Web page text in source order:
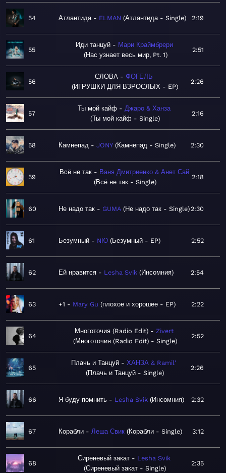
54 Атлантида ELMAN Атлантида - Single 2:19
55
Иди танцуй
Мари Краймбрери
Нас узнает весь мир, Pt. 1
2:51
56
СЛОВА
ФОГЕЛЬ
ИГРУШКИ ДЛЯ ВЗРОСЛЫХ - EP
2:26
57
Ты мой кайф
Джаро & Ханза
Ты мой кайф - Single
2:16
58 Камнепад JONY Камнепад - Single 2:30
59
Всё не так
Ваня Дмитриенко & Анет Сай
Всё не так - Single
2:18
60 Не надо так GUMA Не надо так - Single 2:30
61 Безумный NЮ Безумный - EP 2:52
62 Ей нравится Lesha Svik Инсомния 2:54
63 +1 Mary Gu плохое и хорошее - EP 2:22
64
Многоточия (Radio Edit)
Zivert
Многоточия (Radio Edit) - Single
2:52
65
Плачь и Танцуй
ХАНЗА & Ramil'
Плачь и Танцуй - Single
2:26
66 Я буду помнить Lesha Svik Инсомния 2:32
67 Корабли Леша Свик Корабли - Single 3:12
68
Сиреневый закат
Lesha Svik
Сиреневый закат - Single
2:35